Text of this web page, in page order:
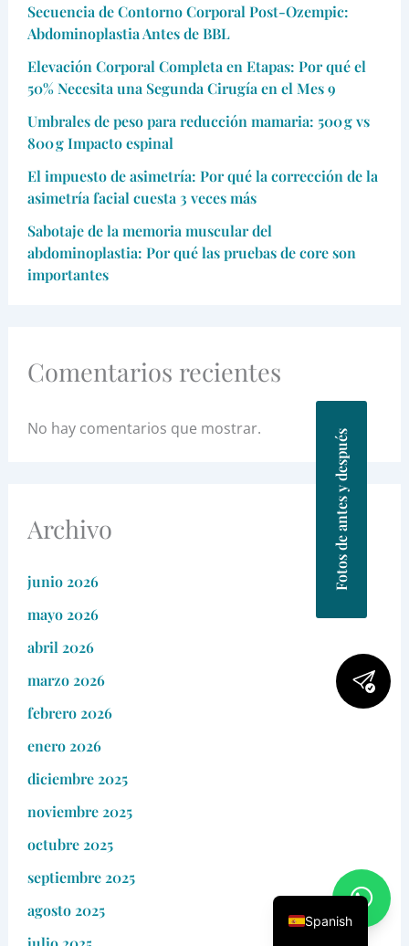
Secuencia de Contorno Corporal Post-Ozempic:
Abdominoplastia Antes de BBL
Elevación Corporal Completa en Etapas: Por qué el
50% Necesita una Segunda Cirugía en el Mes 9
Umbrales de peso para reducción mamaria: 500 g vs
800 g Impacto espinal
El impuesto de asimetría: Por qué la corrección de la
asimetría facial cuesta 3 veces más
Sabotaje de la memoria muscular del
abdominoplastia: Por qué las pruebas de core son
importantes
Comentarios recientes
No hay comentarios que mostrar.
Archivo
junio 2026
mayo 2026
abril 2026
marzo 2026
febrero 2026
enero 2026
diciembre 2025
noviembre 2025
octubre 2025
septiembre 2025
agosto 2025
Fotos de antes y después
Spanish